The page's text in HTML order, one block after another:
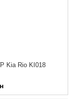
Kia Rio KI018